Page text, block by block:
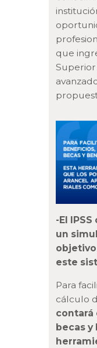
que
Superior
-El
un
este
Para
cálculo
contará
becas y